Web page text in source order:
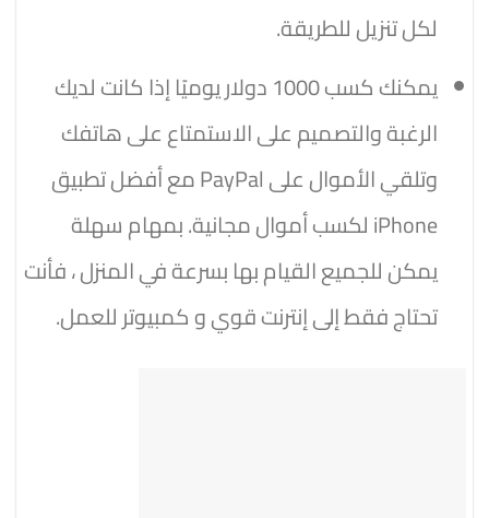
لكل تنزيل للطريقة.
يمكنك كسب 1000 دولار يوميًا إذا كانت لديك
الرغبة والتصميم على الاستمتاع على هاتفك
وتلقي الأموال على PayPal مع أفضل تطبيق
iPhone لكسب أموال مجانية. بمهام سهلة
يمكن للجميع القيام بها بسرعة في المنزل ، فأنت
تحتاج فقط إلى إنترنت قوي و كمبيوتر للعمل.